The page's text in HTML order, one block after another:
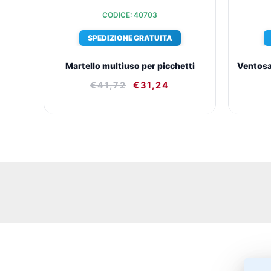
CODICE: 40703
SPEDIZIONE GRATUITA
Martello multiuso per picchetti
€41,72 €31,24